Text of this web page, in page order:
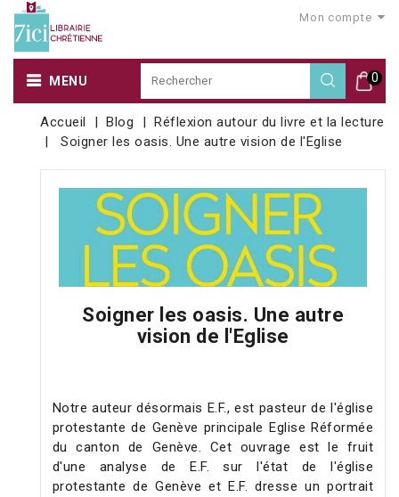
Mon compte
0
MENU
Accueil Blog
Réflexion autour du livre et la lecture
Soigner les oasis. Une autre vision de l'Eglise
Soigner les oasis. Une autre
vision de l'Eglise
Notre auteur désormais E.F., est pasteur de l'église
protestante de Genève principale Eglise Réformée
du canton de Genève. Cet ouvrage est le fruit
d'une analyse de E.F. sur l'état de l'église
protestante de Genève et E.F. dresse un portrait